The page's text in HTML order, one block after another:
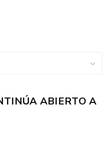
ABIERTO A